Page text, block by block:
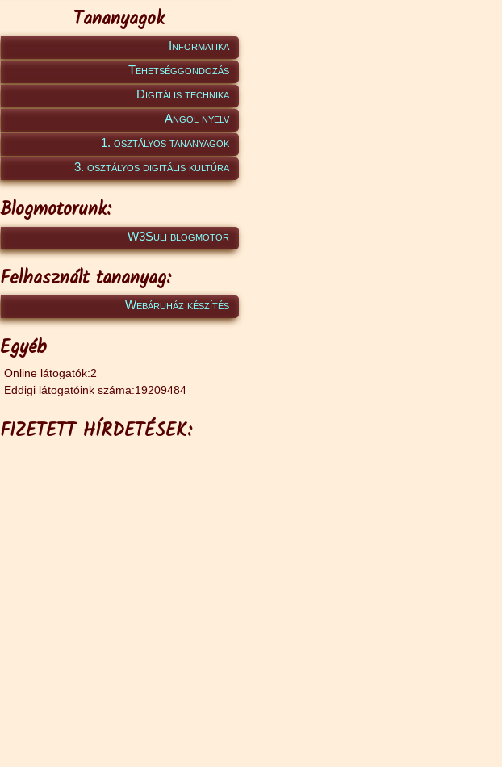
Tananyagok
Informatika
Tehetséggondozás
Digitális technika
Angol nyelv
1. osztályos tananyagok
3. osztályos digitális kultúra
Blogmotorunk:
W3Suli blogmotor
Felhasznált tananyag:
Webáruház készítés
Egyéb
Online látogatók:2
Eddigi látogatóink száma:19209484
FIZETETT HÍRDETÉSEK: